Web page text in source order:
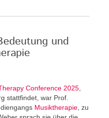
und
Conference 2025
stattfindet, war Prof.
Musiktherapie , zu